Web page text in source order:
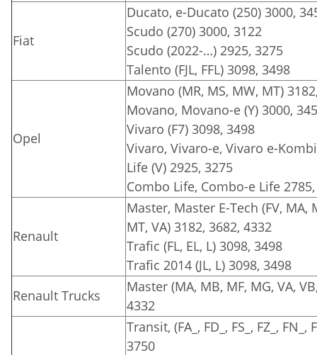
Fiat
Ducato, e-Ducato (250) 3000,
Scudo (270) 3000, 3122
Scudo (2022-…) 2925, 3275
Talento (FJL, FFL) 3098, 3498
Opel
Movano (MR, MS, MW, MT)
Movano, Movano-e (Y) 3000,
Vivaro (F7) 3098, 3498
Vivaro, Vivaro-e, Vivaro e-
Life (V) 2925, 3275
Combo Life, Combo-e Life
Renault
Master, Master E-Tech (FV, MA,
MT, VA) 3182, 3682, 4332
Trafic (FL, EL, L) 3098, 3498
Trafic 2014 (JL, L) 3098, 3498
Renault Trucks
Master (MA, MB, MF, MG, VA,
4332
Transit, (FA_, FD_, FS_, FZ_, FN_,
3750